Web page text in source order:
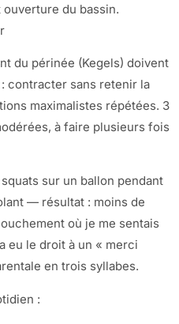
du bassin.
du périnée (Kegels) doivent
contracter sans retenir la
maximalistes répétées. 3
à faire plusieurs fois
sur un ballon pendant
— résultat : moins de
où je me sentais
eu le droit à un « merci
en trois syllabes.
: